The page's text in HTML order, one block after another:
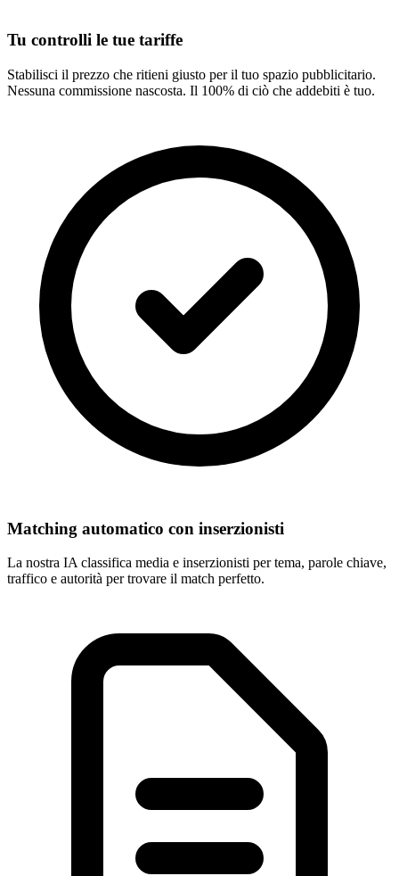
Tu controlli le tue tariffe
Stabilisci il prezzo che ritieni giusto per il tuo spazio pubblicitario.
Nessuna commissione nascosta. Il 100% di ciò che addebiti è tuo.
Matching automatico con inserzionisti
La nostra IA classifica media e inserzionisti per tema, parole chiave,
traffico e autorità per trovare il match perfetto.